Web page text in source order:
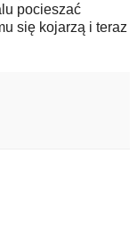
pocieszać
się kojarzą i teraz